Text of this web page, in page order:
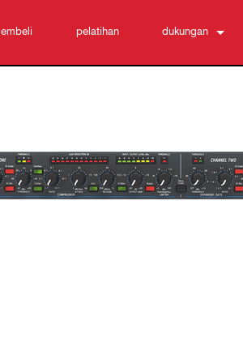
pelatihan dukungan
Unduhan
Garansi
registrasi produk